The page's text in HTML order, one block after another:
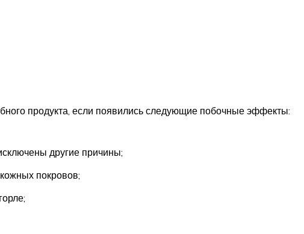
продукта, если появились следующие побочные эффекты:
другие причины;
покровов;